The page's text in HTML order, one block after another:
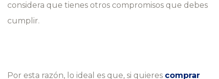
considera que tienes otros compromisos que debes
cumplir.
Por esta razón, lo ideal es que, si quieres comprar